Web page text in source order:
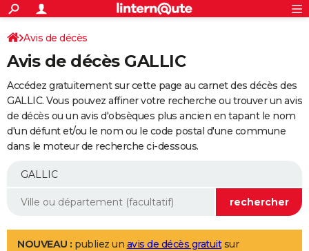
ACTUALITÉS
Politique
Société
Faits Divers
Education
Monde
Villes
+
SPORT
Coupe du monde 2026
Football
Tennis
Cyclisme
Rugby
Forum
Programme TV
TNT
Streaming
Cinéma
Sorties cinéma
Musique
+
FINANCE
Retraite
Impôts
Epargne
Immobilier
Risques naturels par ville
Banque
Assurance
Crédit
AUTO
Essais
Réserver un essai
Citadines
Berlines
SUV
Forum auto
+
Mobiles
Meilleur smartphone
Internet
Ordinateurs
Jeux vidéo
Guide high-tech
Aménagement intérieur
LIFESTYLE
Avis de décès
Avis de décès GALLIC
Accédez gratuitement sur cette page au carnet des décès des
GALLIC. Vous pouvez affiner votre recherche ou trouver un avis
de décès ou un avis d'obsèques plus ancien en tapant le nom
d'un défunt et/ou le nom ou le code postal d'une commune
dans le moteur de recherche ci-dessous.
NOUVEAU : publiez un avis de décès gratuitsur